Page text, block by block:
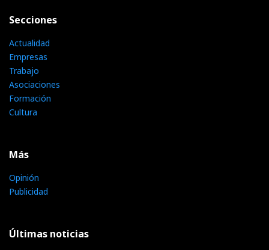
Secciones
Actualidad
Empresas
Trabajo
Asociaciones
Formación
Cultura
Más
Opinión
Publicidad
Últimas noticias